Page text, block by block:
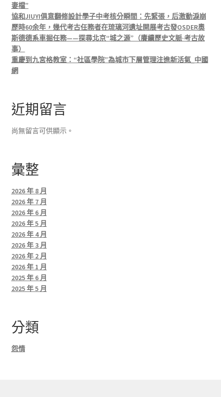
妻檔”
協和JIUYI俱意翻修設計學子中考核分瞬間：先緊張，后激動淚崩
歷時60余年，幾代考古任務者在琉璃河遺址開展考古發OSDER奧
斯德德系車掘任務——探尋北京“城之源”（賡續歷史文脈·考古故
事）
重慶到九宮格教室：“社區學院”為城市下層管理注進新活氣_中國
網
近期留言
尚無留言可供顯示。
彙整
2026 年 8 月
2026 年 7 月
2026 年 6 月
2026 年 5 月
2026 年 4 月
2026 年 3 月
2026 年 2 月
2026 年 1 月
2025 年 6 月
2025 年 5 月
分類
怨情